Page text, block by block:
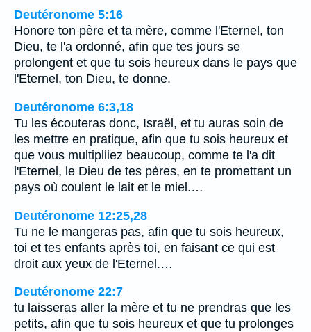
Deutéronome 5:16
Honore ton père et ta mère, comme l'Eternel, ton
Dieu, te l'a ordonné, afin que tes jours se
prolongent et que tu sois heureux dans le pays que
l'Eternel, ton Dieu, te donne.
Deutéronome 6:3,18
Tu les écouteras donc, Israël, et tu auras soin de
les mettre en pratique, afin que tu sois heureux et
que vous multipliiez beaucoup, comme te l'a dit
l'Eternel, le Dieu de tes pères, en te promettant un
pays où coulent le lait et le miel.…
Deutéronome 12:25,28
Tu ne le mangeras pas, afin que tu sois heureux,
toi et tes enfants après toi, en faisant ce qui est
droit aux yeux de l'Eternel.…
Deutéronome 22:7
tu laisseras aller la mère et tu ne prendras que les
petits, afin que tu sois heureux et que tu prolonges